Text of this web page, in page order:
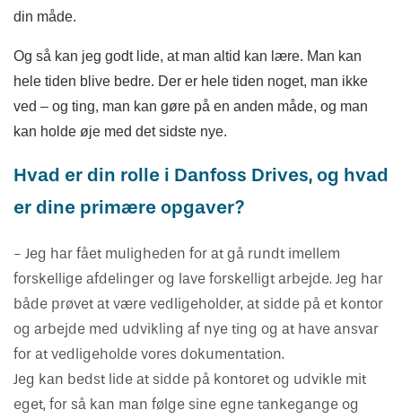
din måde.
Og så kan jeg godt lide, at man altid kan lære. Man kan
hele tiden blive bedre. Der er hele tiden noget, man ikke
ved – og ting, man kan gøre på en anden måde, og man
kan holde øje med det sidste nye.
Hvad er din rolle i Danfoss Drives, og hvad
er dine primære opgaver?
- Jeg har fået muligheden for at gå rundt imellem
forskellige afdelinger og lave forskelligt arbejde. Jeg har
både prøvet at være vedligeholder, at sidde på et kontor
og arbejde med udvikling af nye ting og at have ansvar
for at vedligeholde vores dokumentation.
Jeg kan bedst lide at sidde på kontoret og udvikle mit
eget, for så kan man følge sine egne tankegange og